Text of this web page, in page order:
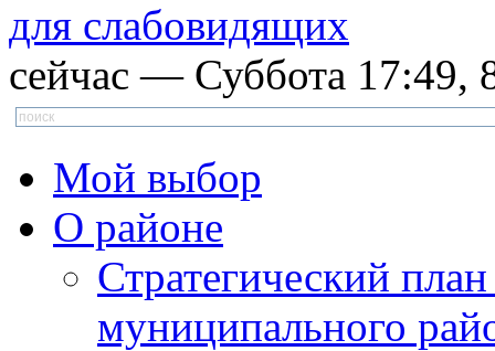
для слабовидящих
сейчас — Суббота 17:49,
Мой выбор
О районе
Стратегический
муниципального